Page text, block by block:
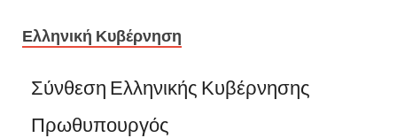
Ελληνική Κυβέρνηση
Σύνθεση Ελληνικής Κυβέρνησης
Πρωθυπουργός